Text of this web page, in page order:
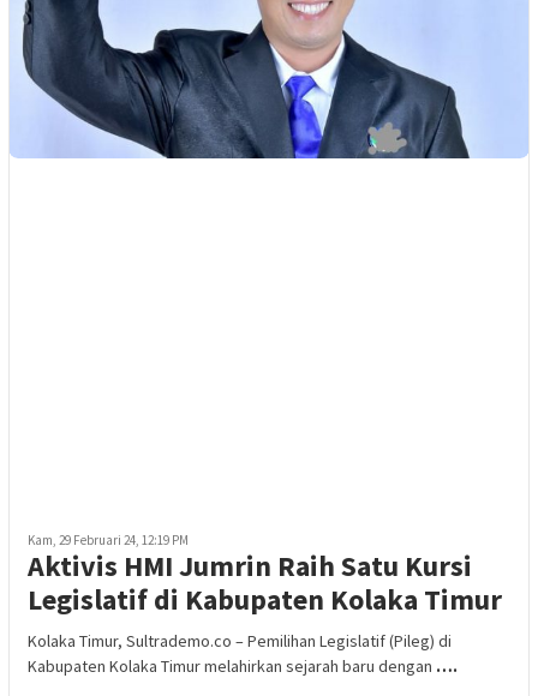
Kam, 29 Februari 24, 12:19 PM
Aktivis HMI Jumrin Raih Satu Kursi
Legislatif di Kabupaten Kolaka Timur
Kolaka Timur, Sultrademo.co – Pemilihan Legislatif (Pileg) di
Kabupaten Kolaka Timur melahirkan sejarah baru dengan ….